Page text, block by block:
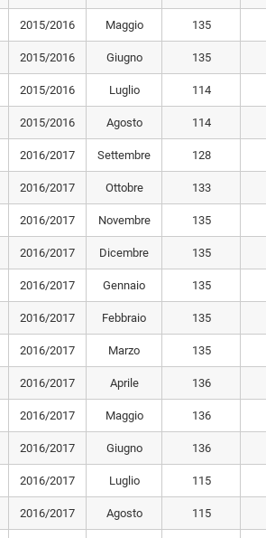
2015/2016 Maggio 135
2015/2016 Giugno 135
2015/2016 Luglio 114
2015/2016 Agosto 114
2016/2017 Settembre 128
2016/2017 Ottobre 133
2016/2017 Novembre 135
2016/2017 Dicembre 135
2016/2017 Gennaio 135
2016/2017 Febbraio 135
2016/2017 Marzo 135
2016/2017 Aprile 136
2016/2017 Maggio 136
2016/2017 Giugno 136
2016/2017 Luglio 115
2016/2017 Agosto 115